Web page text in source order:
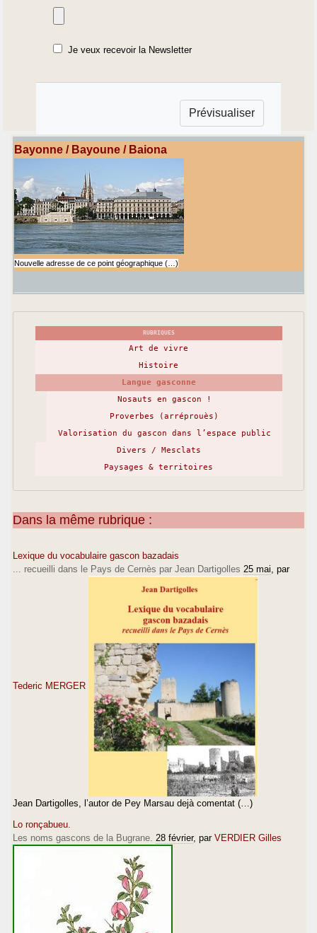
Je veux recevoir la Newsletter
Bayonne / Bayoune / Baiona
Nouvelle adresse de ce point géographique (…)
RUBRIQUES
Art de vivre
Histoire
Langue gasconne
Nosauts en gascon !
Proverbes (arréprouès)
Valorisation du gascon dans l’espace public
Divers / Mesclats
Paysages & territoires
Dans la même rubrique :
Lexique du vocabulaire gascon bazadais
... recueilli dans le Pays de Cernès par Jean Dartigolles 25 mai , par
Tederic MERGER
Jean Dartigolles, l’autor de Pey Marsau dejà comentat (…)
Lo ronçabueu.
Les noms gascons de la Bugrane. 28 février, par VERDIER Gilles